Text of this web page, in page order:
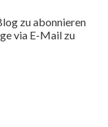
zu abonnieren
via E-Mail zu